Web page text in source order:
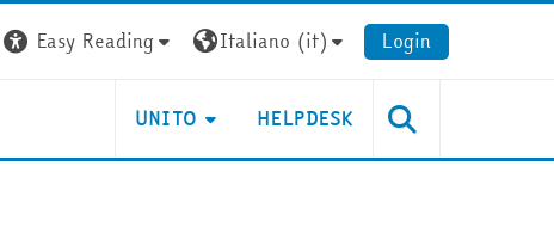
Easy Reading
Italiano ‎(it)‎ Login
UNITO HELPDESK